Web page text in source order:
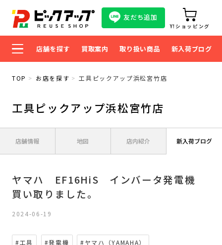
友だち追加
Y!ショッピング
店舗を探す 買取案内 取り扱い商品 新入荷ブログ
TOP お店を探す 工具ピックアップ浜松宮竹店
工具ピックアップ浜松宮竹店
店舗情報 地図 店内紹介 新入荷ブログ
ヤマハ EF16HiS インバータ発電機
買い取りました。
2024-06-19
#工具 #発電機 #ヤマハ（YAMAHA）